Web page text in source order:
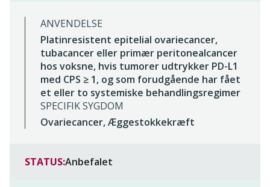
ANVENDELSE
Platinresistent epitelial ovariecancer,
tubacancer eller primær peritonealcancer
hos voksne, hvis tumorer udtrykker PD-L1
med CPS ≥ 1, og som forudgående har fået
et eller to systemiske behandlingsregimer
SPECIFIK SYGDOM
Ovariecancer, Æggestokkekræft
STATUS:Anbefalet